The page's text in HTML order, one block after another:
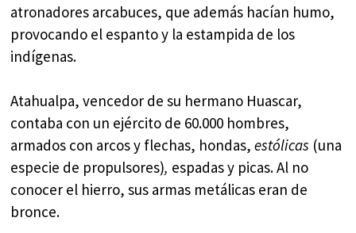
atronadores arcabuces, que además hacían humo,
provocando el espanto y la estampida de los
indígenas.
Atahualpa, vencedor de su hermano Huascar,
contaba con un ejército de 60.000 hombres,
armados con arcos y flechas, hondas,estólicas (una
especie de propulsores), espadas y picas. Al no
conocer el hierro, sus armas metálicas eran de
bronce.